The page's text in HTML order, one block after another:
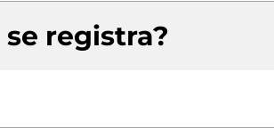
registra?